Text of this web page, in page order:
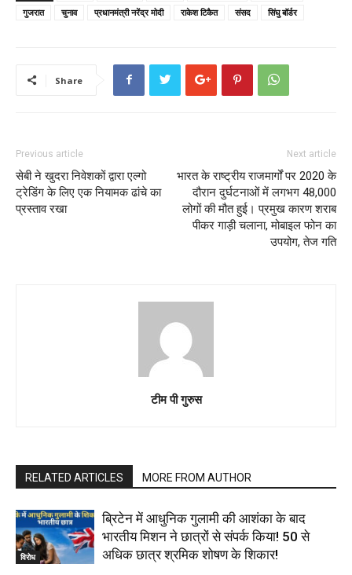
गुजरात
चुनाव प्रधानमंत्री नरेंद्र मोदी राकेश टिकैत संसद सिंघु बॉर्डर
Share
Previous article
सेबी ने खुदरा निवेशकों द्वारा एल्गो
ट्रेडिंग के लिए एक नियामक ढांचे का
प्रस्ताव रखा
Next article
भारत के राष्ट्रीय राजमार्गों पर 2020 के
दौरान दुर्घटनाओं में लगभग 48,000
लोगों की मौत हुई। प्रमुख कारण शराब
पीकर गाड़ी चलाना, मोबाइल फोन का
उपयोग, तेज गति
टीम पी गुरुस
RELATED ARTICLES MORE FROM AUTHOR
विरोध
ब्रिटेन में आधुनिक गुलामी की आशंका के बाद
भारतीय मिशन ने छात्रों से संपर्क किया! 50 से
अधिक छात्र श्रमिक शोषण के शिकार!